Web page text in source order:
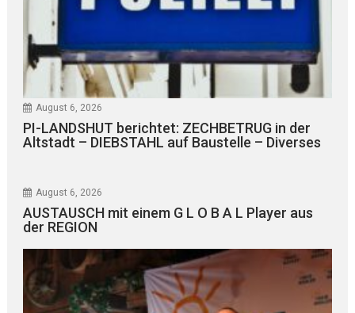
August 6, 2026
PI-LANDSHUT berichtet: ZECHBETRUG in der
Altstadt – DIEBSTAHL auf Baustelle – Diverses
August 6, 2026
AUSTAUSCH mit einem G L O B A L Player aus
der REGION